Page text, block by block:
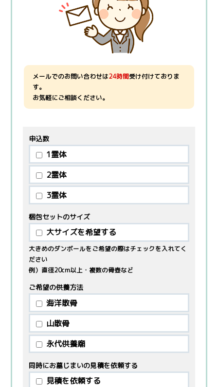
メールでのお問い合わせは24時間受け付けておりま
す。
お気軽にご相談ください。
申込数
1霊体
2霊体
3霊体
梱包セットのサイズ
大サイズを希望する
大きめのダンボールをご希望の際はチェックを入れてく
ださい
例）直径20cm以上・複数の骨壺など
ご希望の供養方法
海洋散骨
山散骨
永代供養廟
同時にお墓じまいの見積を依頼する
見積を依頼する